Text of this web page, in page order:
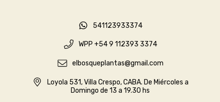
541123933374
WPP +54 9 112393 3374
elbosqueplantas@gmail.com
Loyola 531, Villa Crespo, CABA. De Miércoles a
Domingo de 13 a 19.30 hs